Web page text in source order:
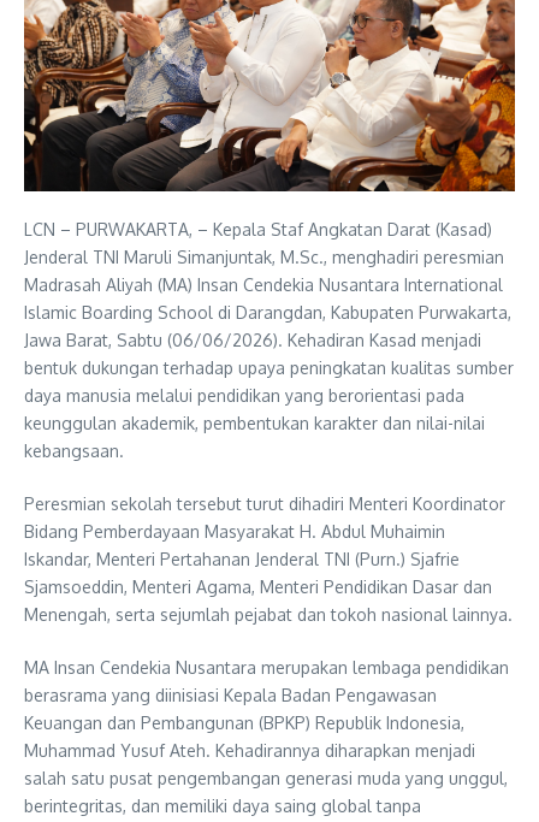
LCN – PURWAKARTA, – Kepala Staf Angkatan Darat (Kasad)
Jenderal TNI Maruli Simanjuntak, M.Sc., menghadiri peresmian
Madrasah Aliyah (MA) Insan Cendekia Nusantara International
Islamic Boarding School di Darangdan, Kabupaten Purwakarta,
Jawa Barat, Sabtu (06/06/2026). Kehadiran Kasad menjadi
bentuk dukungan terhadap upaya peningkatan kualitas sumber
daya manusia melalui pendidikan yang berorientasi pada
keunggulan akademik, pembentukan karakter dan nilai-nilai
kebangsaan.
Peresmian sekolah tersebut turut dihadiri Menteri Koordinator
Bidang Pemberdayaan Masyarakat H. Abdul Muhaimin
Iskandar, Menteri Pertahanan Jenderal TNI (Purn.) Sjafrie
Sjamsoeddin, Menteri Agama, Menteri Pendidikan Dasar dan
Menengah, serta sejumlah pejabat dan tokoh nasional lainnya.
MA Insan Cendekia Nusantara merupakan lembaga pendidikan
berasrama yang diinisiasi Kepala Badan Pengawasan
Keuangan dan Pembangunan (BPKP) Republik Indonesia,
Muhammad Yusuf Ateh. Kehadirannya diharapkan menjadi
salah satu pusat pengembangan generasi muda yang unggul,
berintegritas, dan memiliki daya saing global tanpa